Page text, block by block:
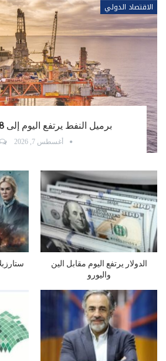
الاقتصاد الدولي
كوريا الجنوبية تسجل فائضا
أغسطس 6, 2026
القطاع الخاص غير النفطي يسجل
أقوى أداء في أربعة…